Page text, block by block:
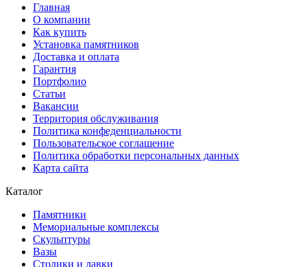
Главная
О компании
Как купить
Установка памятников
Доставка и оплата
Гарантия
Портфолио
Статьи
Вакансии
Территория обслуживания
Политика конфеденциальности
Пользовательское соглашение
Политика обработки персональных данных
Карта сайта
Каталог
Памятники
Мемориальные комплексы
Скульптуры
Вазы
Столики и лавки